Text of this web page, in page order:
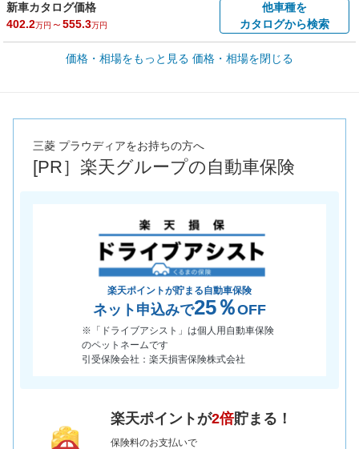
新車カタログ価格
402.2万円 ～555.3万円
他車種を
カタログから検索
車買取価格 *
車買取相場
全国平均の車検価格 *
円
楽天Car車検で
*当該価格は車種別の価格となります。
価格・相場をもっと見る 価格・相場を閉じる
三菱 プラウディアをお持ちの方へ
[PR］楽天グループの自動車保険
楽天ポイントが貯まる自動車保険
ネット申込みで25％OFF
※「ドライブアシスト」は個人用自動車保険
のペットネームです
引受保険会社：楽天損害保険株式会社
楽天ポイントが2倍貯まる！
保険料のお支払いで